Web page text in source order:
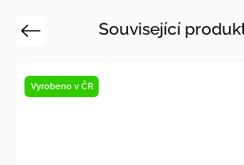
Související
Previous
Vyrobeno v ČR